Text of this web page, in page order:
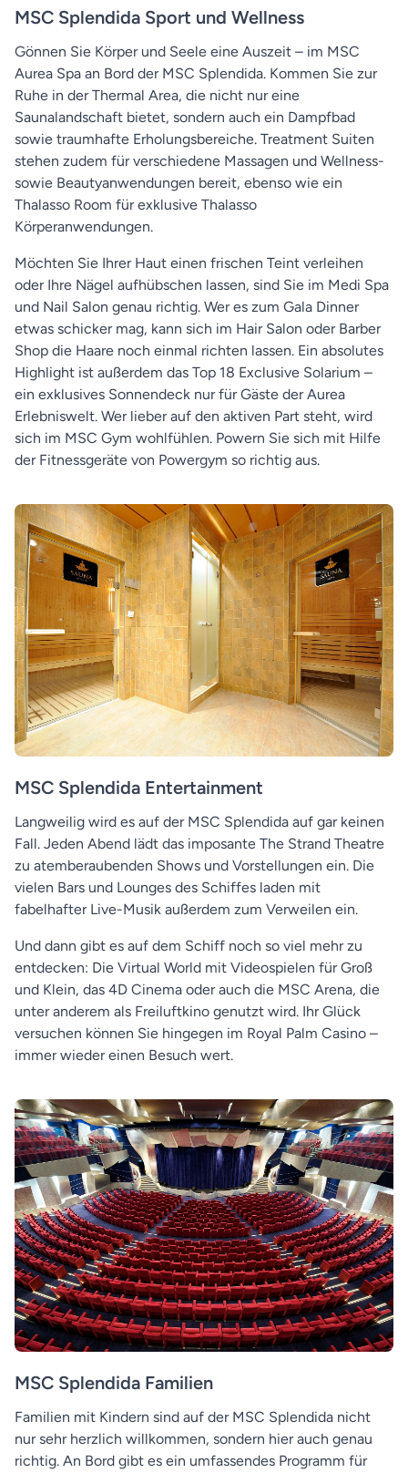
MSC Splendida Sport und Wellness
Gönnen Sie Körper und Seele eine Auszeit – im MSC
Aurea Spa an Bord der MSC Splendida. Kommen Sie zur
Ruhe in der Thermal Area, die nicht nur eine
Saunalandschaft bietet, sondern auch ein Dampfbad
sowie traumhafte Erholungsbereiche. Treatment Suiten
stehen zudem für verschiedene Massagen und Wellness-
sowie Beautyanwendungen bereit, ebenso wie ein
Thalasso Room für exklusive Thalasso
Körperanwendungen.
Möchten Sie Ihrer Haut einen frischen Teint verleihen
oder Ihre Nägel aufhübschen lassen, sind Sie im Medi Spa
und Nail Salon genau richtig. Wer es zum Gala Dinner
etwas schicker mag, kann sich im Hair Salon oder Barber
Shop die Haare noch einmal richten lassen. Ein absolutes
Highlight ist außerdem das Top 18 Exclusive Solarium –
ein exklusives Sonnendeck nur für Gäste der Aurea
Erlebniswelt. Wer lieber auf den aktiven Part steht, wird
sich im MSC Gym wohlfühlen. Powern Sie sich mit Hilfe
der Fitnessgeräte von Powergym so richtig aus.
MSC Splendida Entertainment
Langweilig wird es auf der MSC Splendida auf gar keinen
Fall. Jeden Abend lädt das imposante The Strand Theatre
zu atemberaubenden Shows und Vorstellungen ein. Die
vielen Bars und Lounges des Schiffes laden mit
fabelhafter Live-Musik außerdem zum Verweilen ein.
Und dann gibt es auf dem Schiff noch so viel mehr zu
entdecken: Die Virtual World mit Videospielen für Groß
und Klein, das 4D Cinema oder auch die MSC Arena, die
unter anderem als Freiluftkino genutzt wird. Ihr Glück
versuchen können Sie hingegen im Royal Palm Casino –
immer wieder einen Besuch wert.
MSC Splendida Familien
Familien mit Kindern sind auf der MSC Splendida nicht
nur sehr herzlich willkommen, sondern hier auch genau
richtig. An Bord gibt es ein umfassendes Programm für